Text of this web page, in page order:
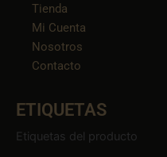
Tienda
Mi Cuenta
Nosotros
Contacto
ETIQUETAS
Etiquetas del producto